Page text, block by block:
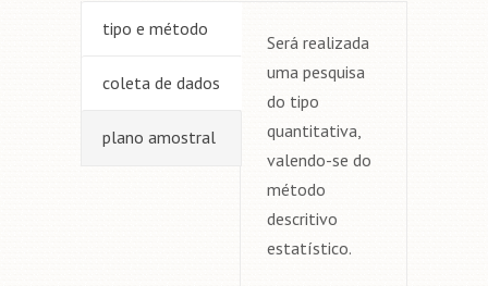
tipo e método
coleta de dados
plano amostral
Será realizada
uma pesquisa
do tipo
quantitativa,
valendo-se do
método
descritivo
estatístico.